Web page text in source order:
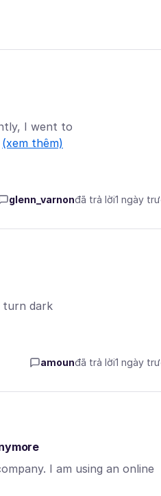
I went to
(xem thêm)
glenn_varnonđã trả lời1 ngày
turn dark
amounđã trả lời1 ngày
I am using an online